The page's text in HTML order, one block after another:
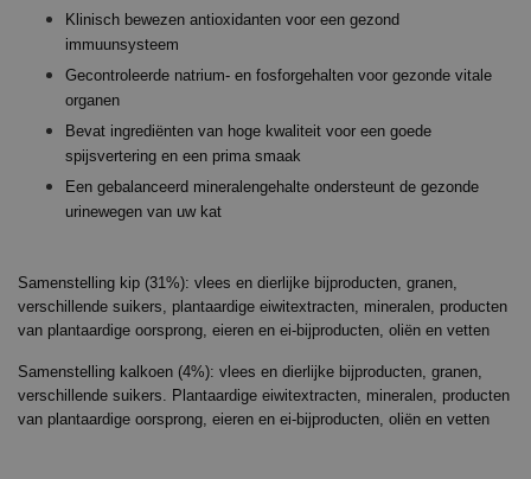
Klinisch bewezen antioxidanten voor een gezond
immuunsysteem
Gecontroleerde natrium- en fosforgehalten voor gezonde vitale
organen
Bevat ingrediënten van hoge kwaliteit voor een goede
spijsvertering en een prima smaak
Een gebalanceerd mineralengehalte ondersteunt de gezonde
urinewegen van uw kat
Samenstelling kip (31%): vlees en dierlijke bijproducten, granen,
verschillende suikers, plantaardige eiwitextracten, mineralen, producten
van plantaardige oorsprong, eieren en ei-bijproducten, oliën en vetten
Samenstelling kalkoen (4%): vlees en dierlijke bijproducten, granen,
verschillende suikers. Plantaardige eiwitextracten, mineralen, producten
van plantaardige oorsprong, eieren en ei-bijproducten, oliën en vetten